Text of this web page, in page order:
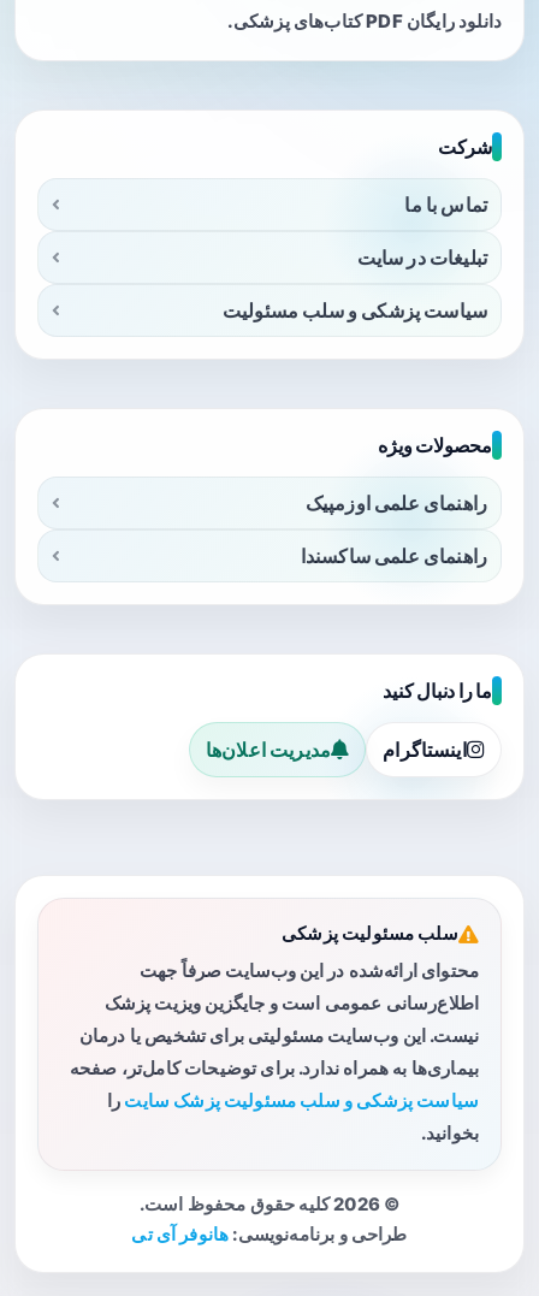
دانلود رایگان PDF کتاب‌های پزشکی.
شرکت
تماس با ما
تبلیغات در سایت
سیاست پزشکی و سلب مسئولیت
محصولات ویژه
راهنمای علمی اوزمپیک
راهنمای علمی ساکسندا
ما را دنبال کنید
اینستاگرام مدیریت اعلان‌ها
سلب مسئولیت پزشکی
محتوای ارائه‌شده در این وب‌سایت صرفاً جهت
اطلاع‌رسانی عمومی است و جایگزین ویزیت پزشک
نیست. این وب‌سایت مسئولیتی برای تشخیص یا درمان
بیماری‌ها به همراه ندارد. برای توضیحات کامل‌تر، صفحه
سیاست پزشکی و سلب مسئولیت پزشک سایت را
بخوانید.
© 2026 کلیه حقوق محفوظ است.
طراحی و برنامه‌نویسی: هانوفر آی تی